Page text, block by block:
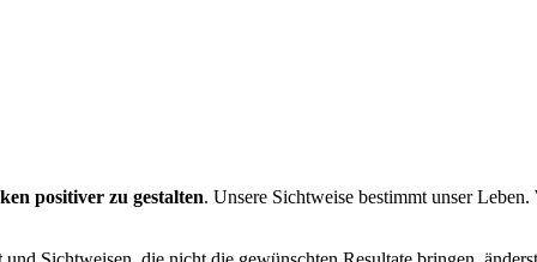
positiver zu gestalten. Unsere Sichtweise bestimmt unser